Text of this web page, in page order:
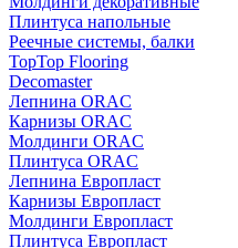
Плинтуса напольные
Реечные системы, балки
TopTop Flooring
Decomaster
Лепнина ORAC
Карнизы ORAC
Молдинги ORAC
Плинтуса ORAC
Лепнина Европласт
Карнизы Европласт
Молдинги Европласт
Плинтуса Европласт